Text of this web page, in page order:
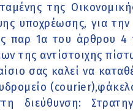
της
υποχρέωσης, για
παρ 1α του άρθρου 4
της αντίστοιχης
σας καλεί να
διεύθυνση: